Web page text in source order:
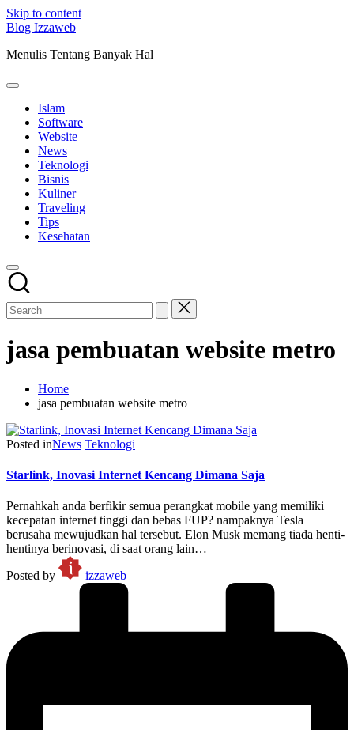
Skip to content
Blog Izzaweb
Menulis Tentang Banyak Hal
Islam
Software
Website
News
Teknologi
Bisnis
Kuliner
Traveling
Tips
Kesehatan
jasa pembuatan website metro
Home
jasa pembuatan website metro
Posted inNews Teknologi
Starlink, Inovasi Internet Kencang Dimana Saja
Pernahkah anda berfikir semua perangkat mobile yang memiliki
kecepatan internet tinggi dan bebas FUP? nampaknya Tesla
berusaha mewujudkan hal tersebut. Elon Musk memang tiada henti-
hentinya berinovasi, di saat orang lain…
Posted by
izzaweb